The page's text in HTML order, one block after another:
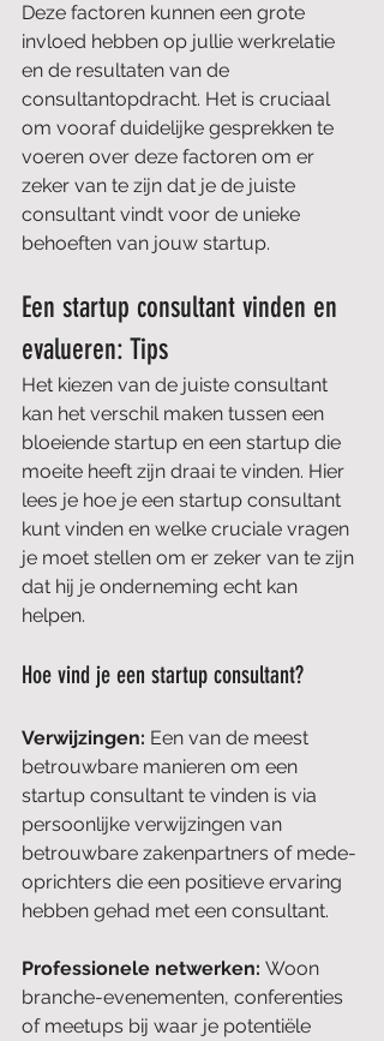
Deze factoren kunnen een grote
invloed hebben op jullie werkrelatie
en de resultaten van de
consultantopdracht. Het is cruciaal
om vooraf duidelijke gesprekken te
voeren over deze factoren om er
zeker van te zijn dat je de juiste
consultant vindt voor de unieke
behoeften van jouw startup.
Een startup consultant vinden en
evalueren: Tips
Het kiezen van de juiste consultant
kan het verschil maken tussen een
bloeiende startup en een startup die
moeite heeft zijn draai te vinden. Hier
lees je hoe je een startup consultant
kunt vinden en welke cruciale vragen
je moet stellen om er zeker van te zijn
dat hij je onderneming echt kan
helpen.
Hoe vind je een startup consultant?
Verwijzingen: Een van de meest
betrouwbare manieren om een
startup consultant te vinden is via
persoonlijke verwijzingen van
betrouwbare zakenpartners of mede-
oprichters die een positieve ervaring
hebben gehad met een consultant.
Professionele netwerken: Woon
branche-evenementen, conferenties
of meetups bij waar je potentiële